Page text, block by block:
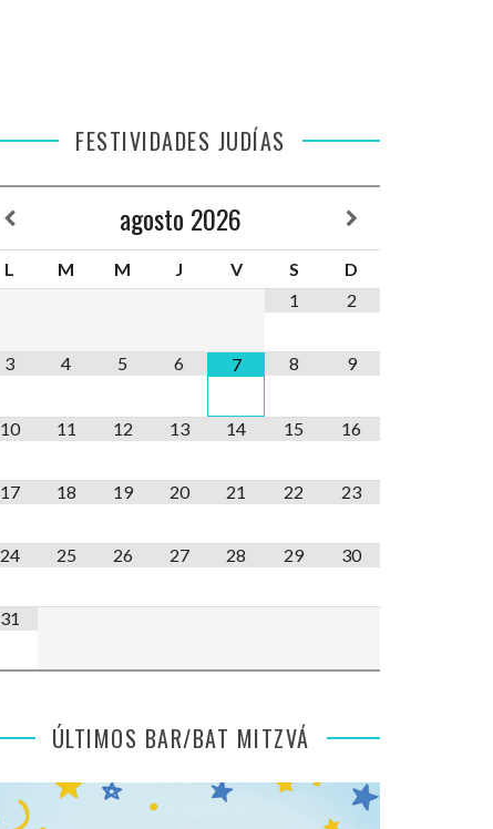
FESTIVIDADES JUDÍAS
agosto 2026
L M M J V S
D
1
2
3 4 5 6 7 8 9
10 11 12 13 14 15 16
17 18 19 20 21 22 23
24 25 26 27 28 29 30
31
ÚLTIMOS BAR/BAT MITZVÁ